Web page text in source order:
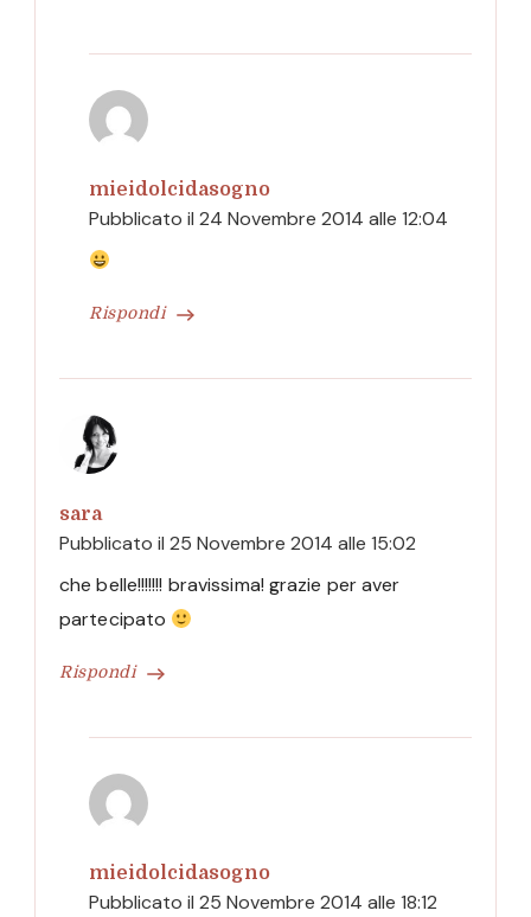
mieidolcidasogno
Pubblicato il 24 Novembre 2014 alle 12:04
Rispondi
sara
Pubblicato il 25 Novembre 2014 alle 15:02
Rispondi
che belle!!!!!!! bravissima! grazie per aver
partecipato
mieidolcidasogno
Pubblicato il 25 Novembre 2014 alle 18:12